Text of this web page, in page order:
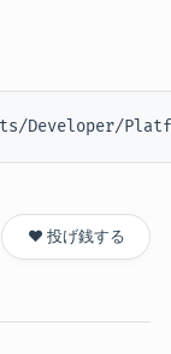
Developer/
❤️ 投げ銭する